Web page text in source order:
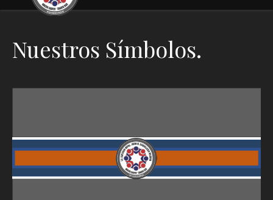
Nuestros Símbolos.